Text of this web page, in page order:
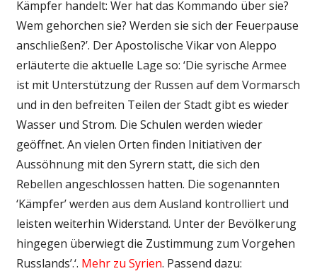
Kämpfer handelt: Wer hat das Kommando über sie?
Wem gehorchen sie? Werden sie sich der Feuerpause
anschließen?’. Der Apostolische Vikar von Aleppo
erläuterte die aktuelle Lage so: ‘Die syrische Armee
ist mit Unterstützung der Russen auf dem Vormarsch
und in den befreiten Teilen der Stadt gibt es wieder
Wasser und Strom. Die Schulen werden wieder
geöffnet. An vielen Orten finden Initiativen der
Aussöhnung mit den Syrern statt, die sich den
Rebellen angeschlossen hatten. Die sogenannten
‘Kämpfer’ werden aus dem Ausland kontrolliert und
leisten weiterhin Widerstand. Unter der Bevölkerung
hingegen überwiegt die Zustimmung zum Vorgehen
Russlands’.‘. Mehr zu Syrien. Passend dazu: